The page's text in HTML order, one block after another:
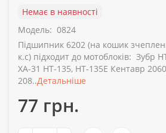
Немає в наявності
Модель: 0824
Підшипник 6202 (на кошик
к.с) підходит до мотоблоків: Зубр
ХА-31 HT-135, HT-135E Кентавр
208..Детальніше
77 грн.